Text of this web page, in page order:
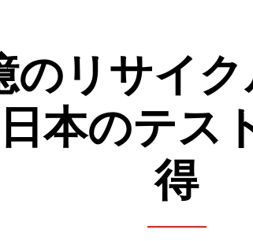
一億社の商品検索
のリサイ
本のテス
得